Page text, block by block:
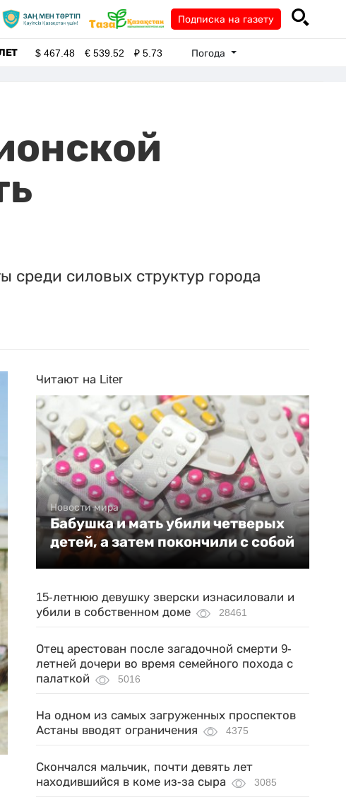
Подписка на газету
$467.48 €539.52 ₽5.73 Погода
среди силовых структур города
Читают на Liter
Новости мира
Бабушка и мать убили четверых
детей, а затем покончили с собой
15-летнюю девушку зверски изнасиловали и
убили в собственном доме
28461
Отец арестован после загадочной смерти 9-
летней дочери во время семейного похода с
палаткой
5016
На одном из самых загруженных проспектов
Астаны вводят ограничения
4375
Скончался мальчик, почти девять лет
находившийся в коме из-за сыра
3085